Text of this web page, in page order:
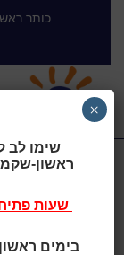
כותר
שימו לב
ראשון-
שעות
בימים ראשון,
×